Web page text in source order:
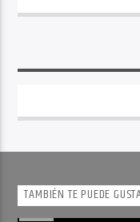
TAMBIÉN TE PUEDE